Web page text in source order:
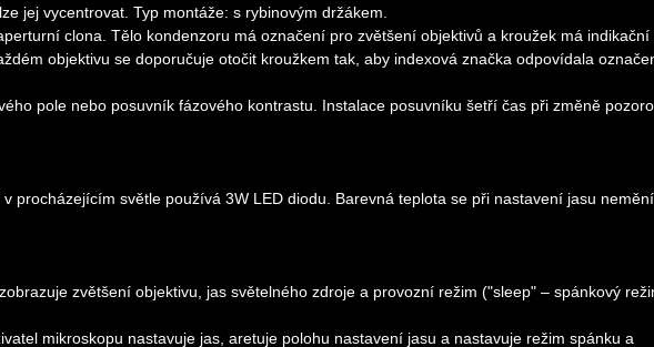
jej vycentrovat. Typ montáže: s rybinovým držákem.
clona. Tělo kondenzoru má označení pro zvětšení objektivů a kroužek má indikační
objektivu se doporučuje otočit kroužkem tak, aby indexová značka odpovídala
pole nebo posuvník fázového kontrastu. Instalace posuvníku šetří čas při změně
procházejícím světle používá 3W LED diodu. Barevná teplota se při nastavení jasu nemění.
zvětšení objektivu, jas světelného zdroje a provozní režim ("sleep" – spánkový
mikroskopu nastavuje jas, aretuje polohu nastavení jasu a nastavuje režim spánku a